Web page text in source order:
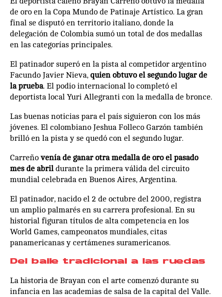
de oro en la Copa Mundo de Patinaje Artístico. La gran
final se disputó en territorio italiano, donde la
delegación de Colombia sumó un total de dos medallas
en las categorías principales.
El patinador superó en la pista al competidor argentino
Facundo Javier Nieva, quien obtuvo el segundo lugar de
la prueba. El podio internacional lo completó el
deportista local Yuri Allegranti con la medalla de bronce.
Las buenas noticias para el país siguieron con los más
jóvenes. El colombiano Jeshua Folleco Garzón también
brilló en la pista y se quedó con el segundo lugar.
Carreño venía de ganar otra medalla de oro el pasado
mes de abril durante la primera válida del circuito
mundial celebrada en Buenos Aires, Argentina.
El patinador, nacido el 2 de octubre del 2000, registra
un amplio palmarés en su carrera profesional. En su
historial figuran títulos de alta competencia en los
World Games, campeonatos mundiales, citas
panamericanas y certámenes suramericanos.
Del baile tradicional a las ruedas
La historia de Brayan con el arte comenzó durante su
infancia en las academias de salsa de la capital del Valle.